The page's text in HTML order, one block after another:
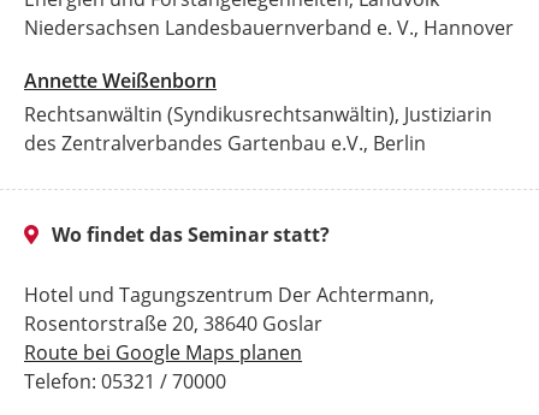
Niedersachsen Landesbauernverband e. V., Hannover
Annette Weißenborn
Rechtsanwältin (Syndikusrechtsanwältin), Justiziarin
des Zentralverbandes Gartenbau e.V., Berlin
Wo findet das Seminar statt?
Hotel und Tagungszentrum Der Achtermann,
Rosentorstraße 20, 38640 Goslar
Route bei Google Maps planen
Telefon: 05321 / 70000